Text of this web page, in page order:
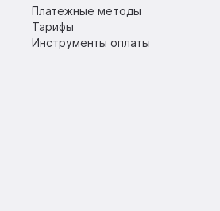
Платежные методы
Тарифы
Инструменты оплаты